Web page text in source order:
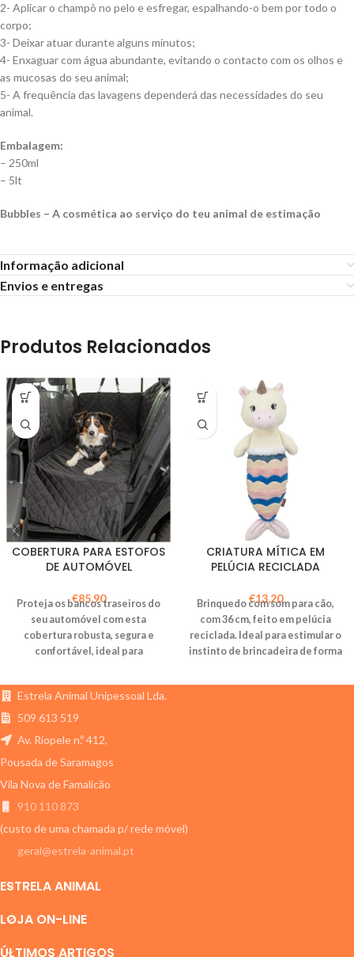
2- Aplicar o champô no pelo e esfregar, espalhando-o bem por todo o
corpo;
3- Deixar atuar durante alguns minutos;
4- Enxaguar com água abundante, evitando o contacto com os olhos e
as mucosas do seu animal;
5- A frequência das lavagens dependerá das necessidades do seu
animal.
Embalagem:
– 250ml
– 5lt
Bubbles – A cosmética ao serviço do teu animal de estimação
Informação adicional
Envios e entregas
Produtos Relacionados
COBERTURA PARA ESTOFOS
DE AUTOMÓVEL
€85,90
Proteja os bancos traseiros do
seu automóvel com esta
cobertura robusta, segura e
confortável, ideal para
CRIATURA MÍTICA EM
PELÚCIA RECICLADA
€13,20
Brinquedo com som para cão,
com 36 cm, feito em pelúcia
reciclada. Ideal para estimular o
instinto de brincadeira de forma
Estrela Animal Unipessoal Lda.
509 613 519
Av. Riopele n.º 412,
Pousada de Saramagos
Vila Nova de Famalicão
910 110 873
(custo de uma chamada p/ rede móvel)
geral@estrela-animal.pt
ESTRELA ANIMAL
LOJA ON-LINE
ÚLTIMOS ARTIGOS